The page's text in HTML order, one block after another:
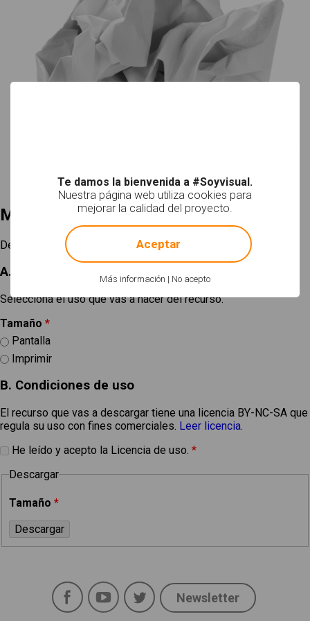
Mi selección
Descargar
A. Elige un tamaño
Selecciona el uso que vas a hacer del recurso.
Tamaño *
Pantalla
Imprimir
B. Condiciones de uso
El recurso que vas a descargar tiene una licencia BY-NC-SA que
regula su uso con fines comerciales. Leer licencia.
He leído y acepto la Licencia de uso. *
Descargar
Tamaño *
Social
FacebookYouTubeTwitter
Newsletter
Te damos la bienvenida a #Soyvisual.
Nuestra página web utiliza cookies para
mejorar la calidad del proyecto.
Más información | No acepto
! Not valid!
Aceptar